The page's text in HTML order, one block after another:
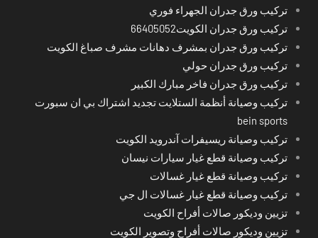
تركيب ورق جدران الجهراء فوري
تركيب ورق جدران الكويت66405052
تركيب ورق جدران بمشرف دهانات مشرف صباغ الكويت
تركيب ورق جدران حولي
تركيب ورق جدران فاخر مبارك الكبير
تركيب وصيانة أنظمة الستلايت تجديد اشتراك بي ان سبورت
bein sports
تركيب وصيانة ريسيفرات آندرويد الكويت
تركيب وصيانة قطع غيار سيارات نيسان
تركيب وصيانة قطع غيار غسالات
تركيب وصيانة قطع غيار غسالات ال جي
تزيين وديكور صالات أفراح الكويت
تزيين وديكور صالات أفراح وتصوير الكويت